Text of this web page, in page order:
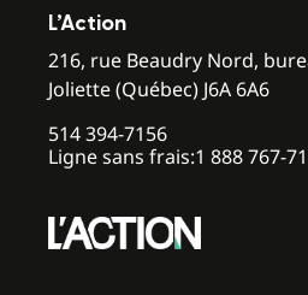
L’Action
216, rue Beaudry Nord,
Joliette (Québec) J6A 6A6
514 394-7156
Ligne sans frais:1 888 767-